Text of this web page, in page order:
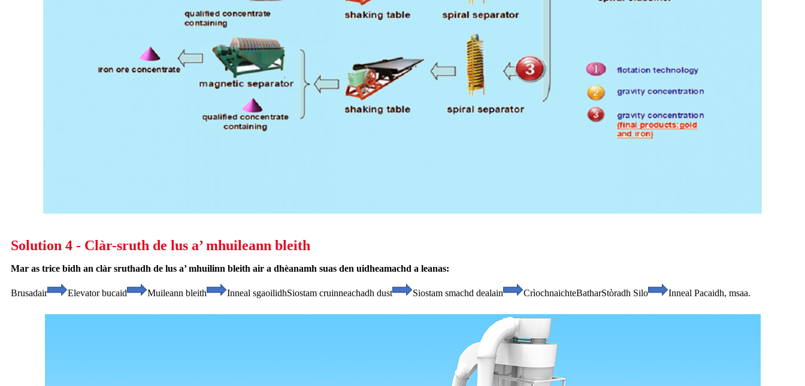
Solution 4 - Clàr-sruth de lus a’ mhuileann bleith
Mar as trice bidh an clàr sruthadh de lus a’ mhuilinn bleith air a dhèanamh suas den uidheamachd a leanas:
Brusadair Elevator bucaid Muileann bleith Inneal sgaoilidhSiostam cruinneachadh dust Siostam smachd dealain CrìochnaichteBatharStòradh Silo Inneal Pacaidh, msaa.